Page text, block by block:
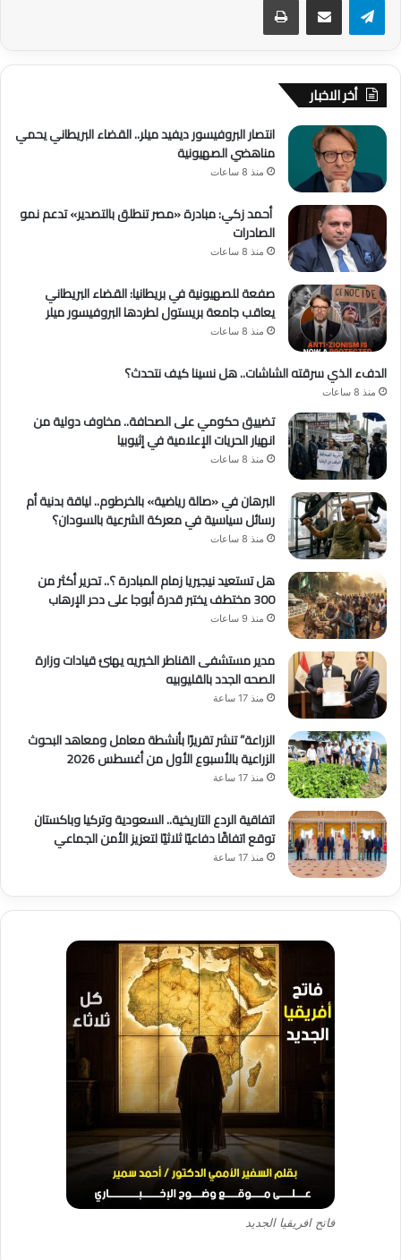
أخر الاخبار
انتصار البروفيسور ديفيد ميلر.. القضاء البريطاني يحمي
مناهضي الصهيونية
منذ 8 ساعات
أحمد زكي: مبادرة «مصر تنطلق بالتصدير» تدعم نمو
الصادرات
منذ 8 ساعات
صفعة للصهيونية في بريطانيا: القضاء البريطاني
يعاقب جامعة بريستول لطردها البروفيسور ميلر
منذ 8 ساعات
الدفء الذي سرقته الشاشات.. هل نسينا كيف نتحدث؟
منذ 8 ساعات
تضييق حكومي على الصحافة.. مخاوف دولية من
انهيار الحريات الإعلامية في إثيوبيا
منذ 8 ساعات
البرهان في «صالة رياضية» بالخرطوم.. لياقة بدنية أم
رسائل سياسية في معركة الشرعية بالسودان؟
منذ 8 ساعات
هل تستعيد نيجيريا زمام المبادرة ؟.. تحرير أكثر من
300 مختطف يختبر قدرة أبوجا على دحر الإرهاب
منذ 9 ساعات
مدير مستشفى القناطر الخيريه يهنئ قيادات وزارة
الصحه الجدد بالقليوبيه
منذ 17 ساعة
الزراعة” تنشر تقريرًا بأنشطة معامل ومعاهد البحوث
الزراعية بالأسبوع الأول من أغسطس 2026
منذ 17 ساعة
اتفاقية الردع التاريخية.. السعودية وتركيا وباكستان
توقع اتفاقًا دفاعيًا ثلاثيًا لتعزيز الأمن الجماعي
منذ 17 ساعة
فاتح افريقيا الجديد